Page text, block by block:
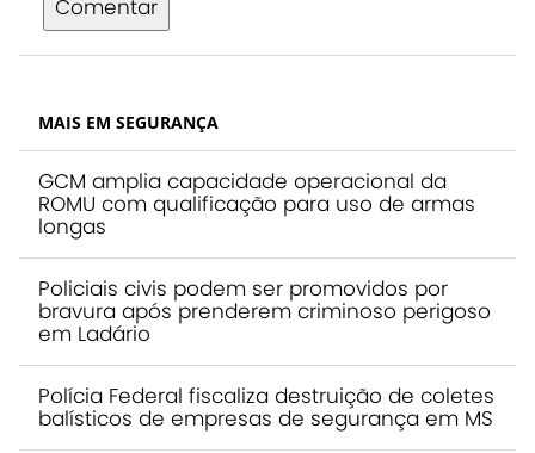
Comentar
MAIS EM SEGURANÇA
GCM amplia capacidade operacional da
ROMU com qualificação para uso de armas
longas
Policiais civis podem ser promovidos por
bravura após prenderem criminoso perigoso
em Ladário
Polícia Federal fiscaliza destruição de coletes
balísticos de empresas de segurança em MS